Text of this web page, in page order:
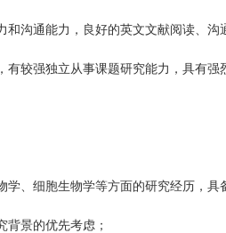
和沟通能力，良好的英文文献阅读、沟
有较强独立从事课题研究能力，具有
学、细胞生物学等方面的研究经历，
背景的优先考虑；